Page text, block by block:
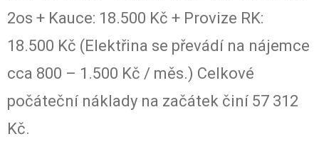
2os + Kauce: 18.500 Kč + Provize RK:
18.500 Kč (Elektřina se převádí na nájemce
cca 800 – 1.500 Kč / měs.) Celkové
počáteční náklady na začátek činí 57 312
Kč.